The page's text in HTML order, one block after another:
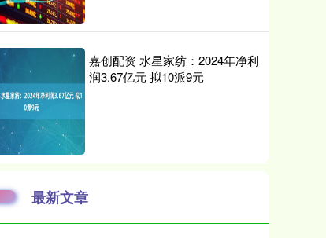
嘉创配资 水星家纺：2024年净利
润3.67亿元 拟10派9元
最新文章